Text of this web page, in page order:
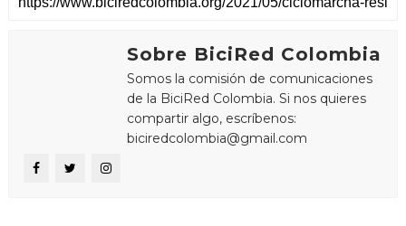
Sobre BiciRed Colombia
Somos la comisión de comunicaciones
de la BiciRed Colombia. Si nos quieres
compartir algo, escríbenos:
biciredcolombia@gmail.com